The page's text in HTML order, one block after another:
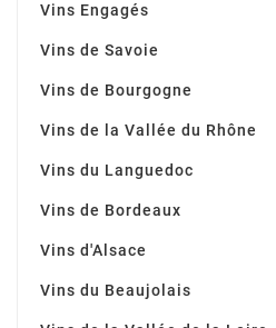
Vins Engagés
Vins de Savoie
Vins de Bourgogne
Vins de la Vallée du Rhône
Vins du Languedoc
Vins de Bordeaux
Vins d'Alsace
Vins du Beaujolais